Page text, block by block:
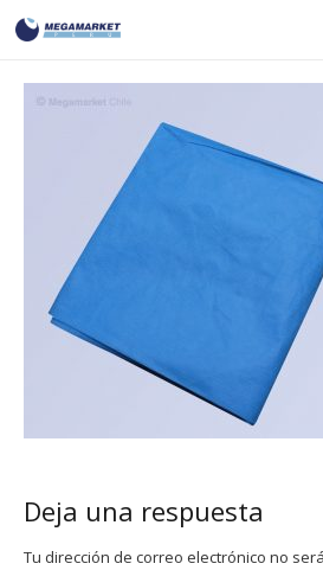
Deja una respuesta
Tu dirección de correo electrónico no